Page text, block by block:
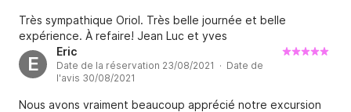
Très sympathique Oriol. Très belle journée et belle
expérience. À refaire! Jean Luc et yves
E
Eric
Date de la réservation 23/08/2021 · Date de
l'avis 30/08/2021
Nous avons vraiment beaucoup apprécié notre excursion